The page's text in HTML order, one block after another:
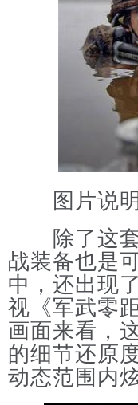
图片说明
除了这套
战装备也是
中，还出现
视《军武零
画面来看，
的细节还原
动态范围内